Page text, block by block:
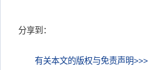
分享到：
有关本文的版权与免责声明>>>